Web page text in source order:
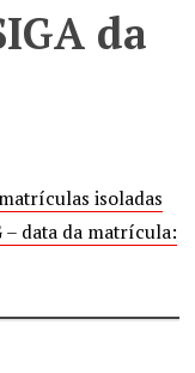
da
isoladas
– data da matrícula: